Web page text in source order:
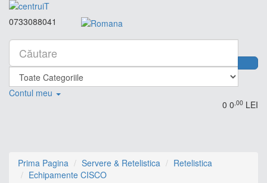
0733088041
Contul meu
0 0,00 LEI
Prima Pagina Servere & Retelistica
Retelistica
Echipamente CISCO